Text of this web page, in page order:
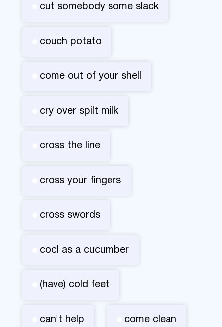
cut somebody some slack
couch potato
come out of your shell
cry over spilt milk
cross the line
cross your fingers
cross swords
cool as a cucumber
(have) cold feet
can't help come clean